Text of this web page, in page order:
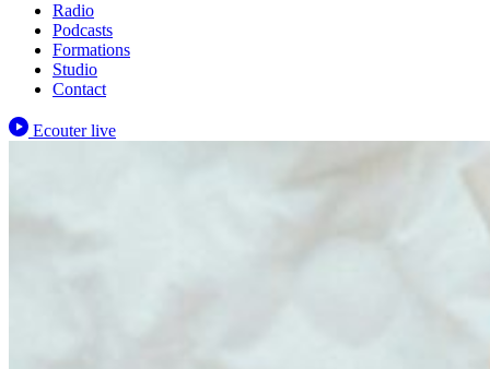
Radio
Podcasts
Formations
Studio
Contact
Ecouter live